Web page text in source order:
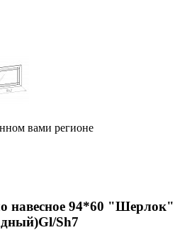
вами регионе
94*60 "Шерлок"
Sh7